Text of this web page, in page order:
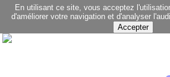
En utilisant ce site, vous acceptez
d'améliorer votre navigation et d'analyser